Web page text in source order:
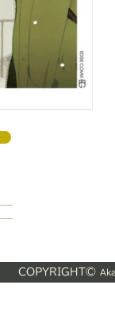
COPYRIGHT©